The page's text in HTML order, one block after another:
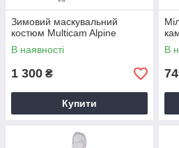
Зимовий маскувальний
костюм Multicam Alpine
В наявності
1 300 ₴
Купити
В